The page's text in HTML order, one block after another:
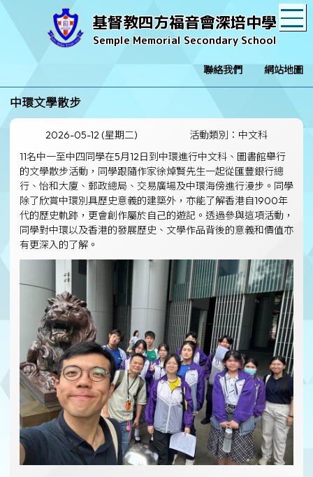
基督教四方福音會深培中學
Semple Memorial Secondary School
聯絡我們 網站地圖
中環文學散步
2026-05-12 (星期二)
活動類別：中文科
11名中一至中四同學在5月12日到中環進行中文科、圖書館舉行
的文學散步活動，同學跟隨作家徐焯賢先生一起從匯豐銀行總
行、怡和大廈、郵政總局、交易廣場及中環海傍進行漫步。同學
除了欣賞中環別具歷史意義的建築外，亦能了解香港自1900年
代的歷史軌跡，更會創作屬於自己的遊記。透過參與這項活動，
同學對中環以及香港的發展歷史、文學作品背後的意義和價值亦
有更深入的了解。